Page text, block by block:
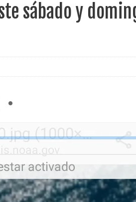
sábado y